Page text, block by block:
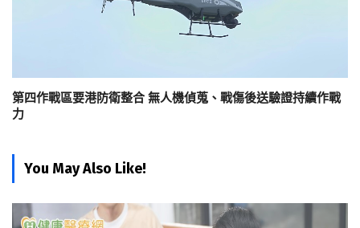
第四作戰區要港防衛整合 無人機偵蒐、戰傷後送驗證持續作戰
力
You May Also Like!